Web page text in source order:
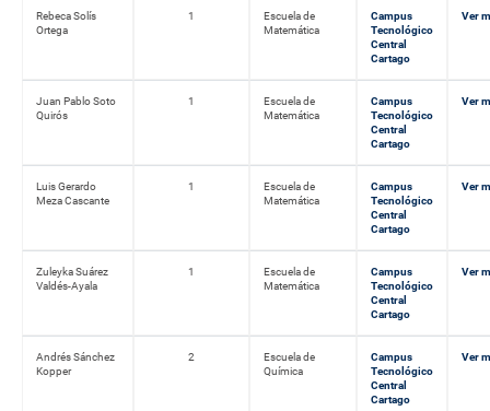
Rebeca Solís
Ortega
1
Escuela de
Matemática
Campus
Tecnológico
Central
Cartago
Ver
Juan Pablo Soto
Quirós
1
Escuela de
Matemática
Campus
Tecnológico
Central
Cartago
Ver
Luis Gerardo
Meza Cascante
1
Escuela de
Matemática
Campus
Tecnológico
Central
Cartago
Ver
Zuleyka Suárez
Valdés-Ayala
1
Escuela de
Matemática
Campus
Tecnológico
Central
Cartago
Ver
Andrés Sánchez
Kopper
2
Escuela de
Química
Campus
Tecnológico
Central
Cartago
Ver